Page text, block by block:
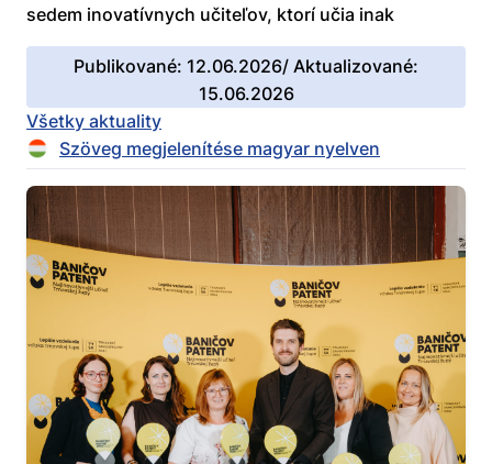
sedem inovatívnych učiteľov, ktorí učia inak
Publikované: 12.06.2026/ Aktualizované:
15.06.2026
Všetky aktuality
Szöveg megjelenítése magyar nyelven